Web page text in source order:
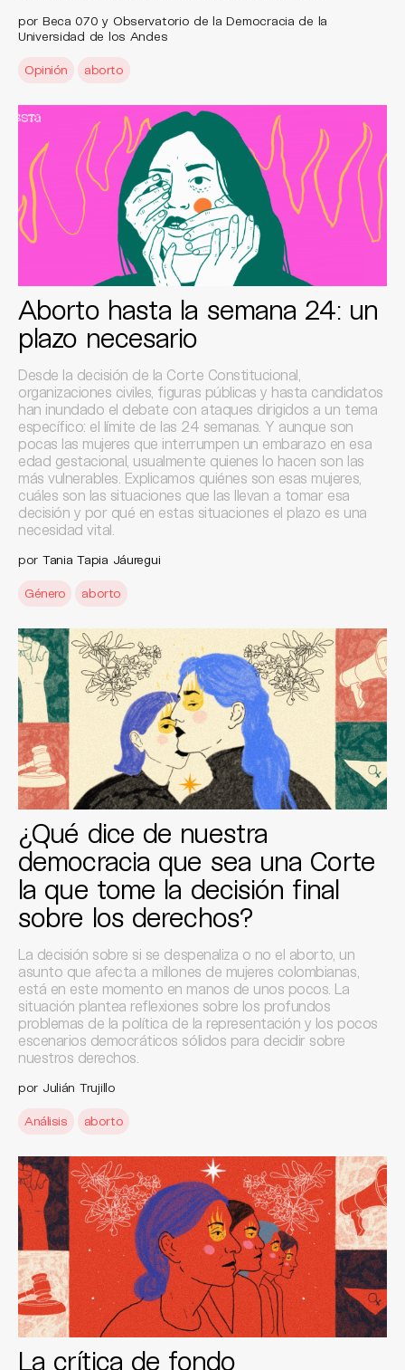
por Beca 070 y Observatorio de la Democracia de la
Universidad de los Andes
Opinión aborto
Aborto hasta la semana 24: un
plazo necesario
Desde la decisión de la Corte Constitucional,
organizaciones civiles, figuras públicas y hasta candidatos
han inundado el debate con ataques dirigidos a un tema
específico: el límite de las 24 semanas. Y aunque son
pocas las mujeres que interrumpen un embarazo en esa
edad gestacional, usualmente quienes lo hacen son las
más vulnerables. Explicamos quiénes son esas mujeres,
cuáles son las situaciones que las llevan a tomar esa
decisión y por qué en estas situaciones el plazo es una
necesidad vital.
por Tania Tapia Jáuregui
Género aborto
¿Qué dice de nuestra
democracia que sea una Corte
la que tome la decisión final
sobre los derechos?
La decisión sobre si se despenaliza o no el aborto, un
asunto que afecta a millones de mujeres colombianas,
está en este momento en manos de unos pocos. La
situación plantea reflexiones sobre los profundos
problemas de la política de la representación y los pocos
escenarios democráticos sólidos para decidir sobre
nuestros derechos.
por Julián Trujillo
Análisis aborto
La crítica de fondo